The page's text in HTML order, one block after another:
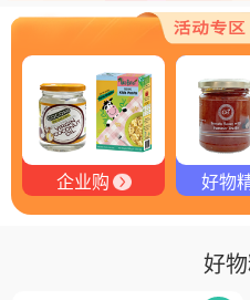
逅
探秘塞尔维亚黑松
品味卓越，OE 中
企业购 好物
好